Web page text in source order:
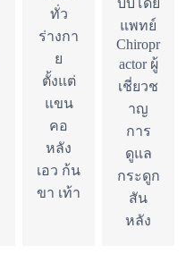
ทั่ว
ร่างกา
ย
ตั้งแต่
แขน
คอ
หลัง
เอว ก้น
ขา เท้า
แพทย์
Chiropr
actor ผู้
เชี่ยวช
าญ
การ
ดูแล
กระดูก
สัน
หลัง